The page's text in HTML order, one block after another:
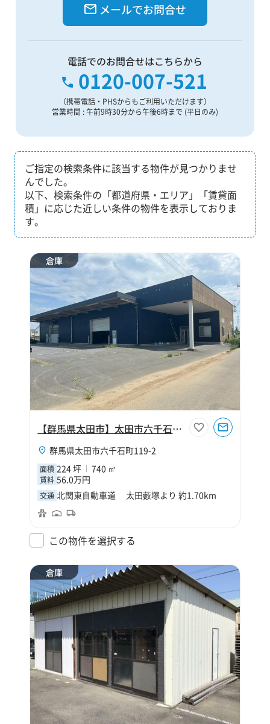
メールでお問合せ
電話でのお問合せはこちらから
0120-007-521
（携帯電話・PHSからもご利用いただけます）
営業時間 : 午前9時30分から午後6時まで (平日のみ)
ご指定の検索条件に該当する物件が見つかりませ
んでした。
以下、検索条件の「都道府県・エリア」「賃貸面
積」に応じた近しい条件の物件を表示しておりま
す。
倉庫
【群馬県太田市】太田市六千石町224坪倉庫
群馬県太田市六千石町119-2
面積 224 坪 740 ㎡
賃料 56.0万円
交通 北関東自動車道 太田藪塚より 約1.70km
この物件を選択する
倉庫